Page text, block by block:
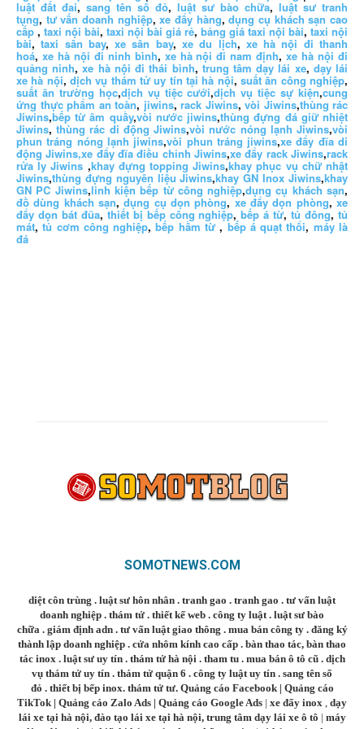
luật đất đai, sang tên sổ đỏ, luật sư bào chữa, luật sư tranh
tụng, tư vấn doanh nghiệp,xe đẩy hàng,dụng cụ khách sạn cao
cấp , taxi nội bài, taxi nội bài giá rẻ, bảng giá taxi nội bài, taxi nội
bài,taxi sân bay,xe sân bay,xe du lịch, xe hà nội đi thanh
hoá, xe hà nội đi ninh bình, xe hà nội đi nam định,xe hà nội đi
quảng ninh,xe hà nội đi thái bình, trung tâm dạy lái xe, dạy lái
xe hà nội,dịch vụ thám tử uy tín tại hà nội,suất ăn công nghiệp,
suất ăn trường học,dịch vụ tiệc cưới,dịch vụ tiệc sự kiện,cung
ứng thực phẩm an toàn, jiwins, rack Jiwins, vòi Jiwins,thùng rác
Jiwins,bếp từ âm quầy,vòi nước jiwins,thùng đựng đá giữ nhiệt
Jiwins,thùng rác di động Jiwins,vòi nước nóng lạnh Jiwins,vòi
phun tráng nóng lạnh jiwins,vòi phun tráng jiwins,xe đẩy đĩa di
động Jiwins,xe đẩy đĩa điều chỉnh Jiwins,xe đẩy rack Jiwins,rack
rửa ly Jiwins ,khay đựng topping Jiwins,khay phục vụ chữ nhật
Jiwins,thùng đựng nguyên liệu Jiwins,khay GN Inox Jiwins,khay
GN PC Jiwins,linh kiện bếp từ công nghiệp,dụng cụ khách sạn,
đồ dùng khách sạn,dụng cụ dọn phòng, xe đẩy dọn phòng,xe
đẩy dọn bát đũa, thiết bị bếp công nghiệp,bếp á từ,tủ đông,tủ
mát,tủ cơm công nghiệp,bếp hầm từ , bếp á quạt thổi, máy là
đá
SOMOTNEWS.COM
diệt côn trùng . luật sư hôn nhân . tranh gao . tranh gao . tư vấn luật
doanh nghiệp . thám tử . thiết kế web . công ty luật. luật sư bào
chữa. giám định adn. tư vấn luật giao thông . mua bán công ty. đăng ký
thành lập doanh nghiệp . cửa nhôm kính cao cấp . bàn thao tác, bàn thao
tác inox. luật sư uy tín. thám tử hà nội. tham tu. mua bán ô tô cũ. dịch
vụ thám tử uy tín . thám tử quận 6 . công ty luật uy tín . sang tên sổ
đỏ . thiết bị bếp inox. thám tử tư. Quảng cáo Facebook| Quảng cáo
TikTok | Quảng cáo Zalo Ads | Quảng cáo Google Ads | xe đẩy inox , dạy
lái xe tại hà nội, đào tạo lái xe tại hà nội, trung tâm dạy lái xe ô tô | máy